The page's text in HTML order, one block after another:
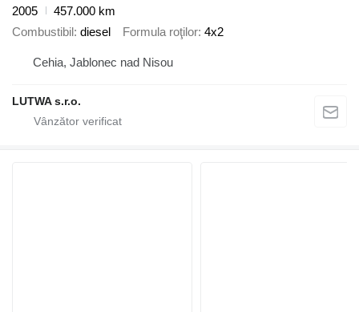
2005
457.000 km
Combustibil diesel Formula roţilor 4x2
Cehia, Jablonec nad Nisou
LUTWA s.r.o.